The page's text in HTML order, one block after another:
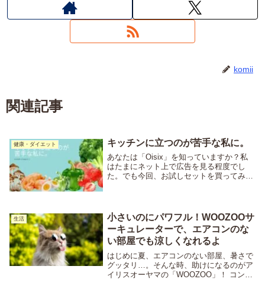
komii
関連記事
健康・ダイエット キッチンに立つのが苦手な私に。
あなたは「Oisix」を知っていますか？私
はたまにネット上で広告を見る程度でし
た。でも今回、お試しセットを買ってみよ
生活
小さいのにパワフル！WOOZOOサ
ーキュレーターで、エアコンのな
い部屋でも涼しくなれるよ
はじめに夏、エアコンのない部屋、暑さで
グッタリ…。そんな時、助けになるのがア
イリスオーヤマの「WOOZOO」！ コンパ